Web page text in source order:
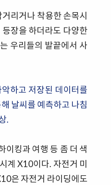
리거나 착용한 손목시
장을 하더라도 다양한
우리들의 발끝에서 사
하고 저장된 데이터를
날씨를 예측하고 나침
.
이킹과 여행 등 좀 더 색
계 X10이다. 자전거 미
은 자전거 라이딩에도